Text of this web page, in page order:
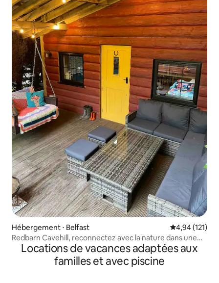
Hébergement ⋅ Belfast Évaluation
4,94 (121)
Redbarn Cavehill, reconnectez avec la nature dans une
cabane en rondins
Locations de vacances adaptées aux
familles et avec piscine